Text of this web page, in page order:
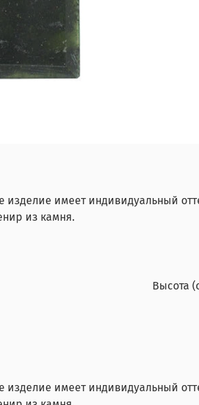
имеет индивидуальный
из камня.
Высота
имеет индивидуальный